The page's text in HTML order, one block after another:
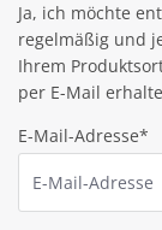
Ja, ich möchte
regelmäßig und
Ihrem
per E-Mail
E-Mail-Adresse*